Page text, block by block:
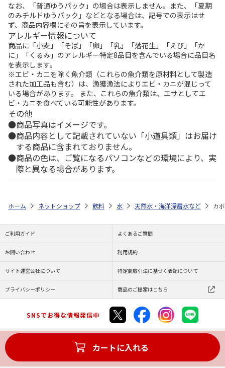
なお、「普通ゆうパック」の場合は表示しません。また、「夏期
のみチルドゆうパック」などとなる場合は、記号での表示はせ
ず、商品内容欄にその旨を表示しています。
アレルギー情報について
商品に「小麦」「そば」「卵」「乳」「落花生」「えび」「か
に」「くるみ」のアレルギー特定8品目を含んでいる場合に品目名
を表示します。
※エビ・カニを除く魚介類（これらの魚介類を原材料として製造
された加工品も含む）は、漁獲漁法によりエビ・カニが混じって
いる場合があります。 また、これらの魚介類は、エサとしてエ
ビ・カニを食べている可能性があります。
その他
商品写真はイメージです。
商品内容として記載されていない「小道具類」はお届け
する商品に含まれておりません。
商品の色は、ご覧になるパソコンなどの環境により、実
際と異なる場合があります。
カートに入れる
ホーム ネットショップ 飲料 水 天然水・海洋深層水など カ
ご利用ガイド よくあるご質問
お問い合わせ 利用規約
サイト運営会社について 特定商取引法に基づく表記について
プライバシーポリシー 商品のご提案はこちら
SNSでお得な情報発信中
Copyright (C) JAPAN POST Co.,Ltd. All Rights Reserved.